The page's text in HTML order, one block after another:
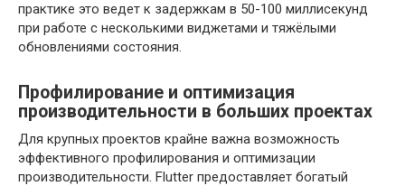
практике это ведет к задержкам в 50-100 миллисекунд
при работе с несколькими виджетами и тяжёлыми
обновлениями состояния.
Профилирование и оптимизация
производительности в больших проектах
Для крупных проектов крайне важна возможность
эффективного профилирования и оптимизации
производительности. Flutter предоставляет богатый